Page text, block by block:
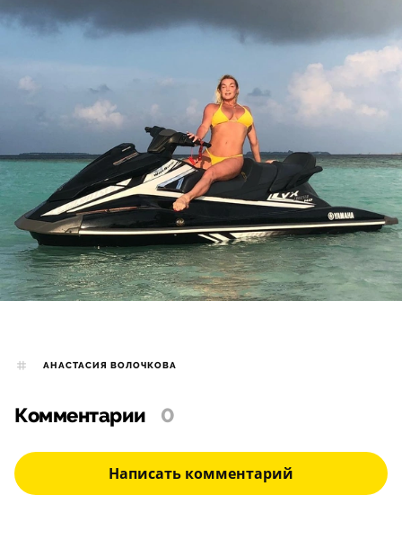
АНАСТАСИЯ ВОЛОЧКОВА
Комментарии 0
Написать комментарий